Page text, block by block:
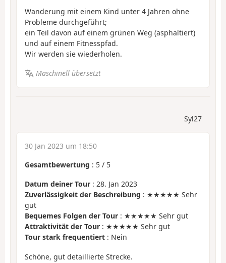
Wanderung mit einem Kind unter 4 Jahren ohne
Probleme durchgeführt;
ein Teil davon auf einem grünen Weg (asphaltiert)
und auf einem Fitnesspfad.
Wir werden sie wiederholen.
Maschinell übersetzt
Syl27
30 Jan 2023 um 18:50
Gesamtbewertung : 5 / 5
Datum deiner Tour : 28. Jan 2023
Zuverlässigkeit der Beschreibung : ★★★★★ Sehr
gut
Bequemes Folgen der Tour : ★★★★★ Sehr gut
Attraktivität der Tour : ★★★★★ Sehr gut
Tour stark frequentiert : Nein
Schöne, gut detaillierte Strecke.